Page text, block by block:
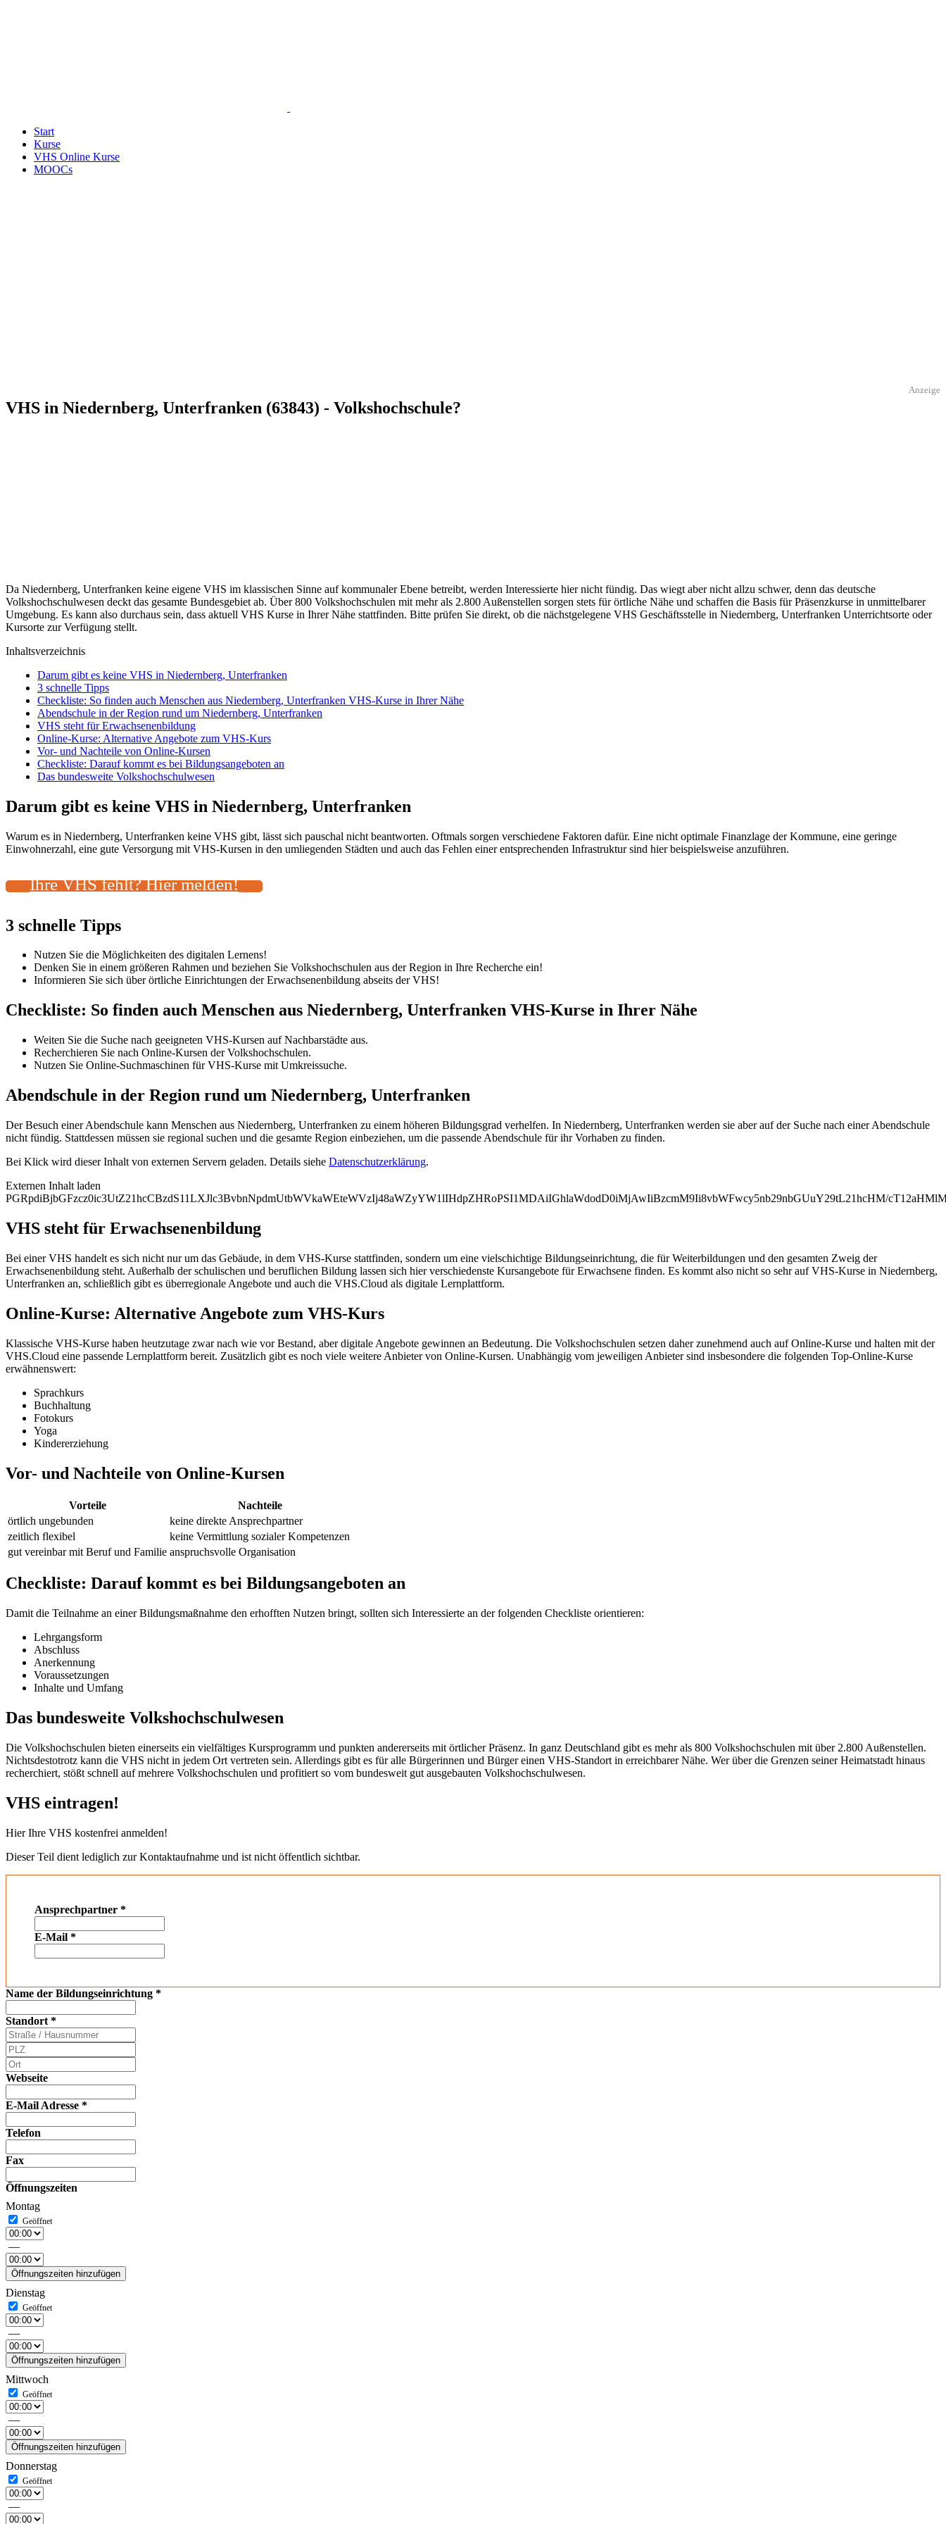
Start
Kurse
VHS Online Kurse
MOOCs
Anzeige
VHS in Niedernberg, Unterfranken (63843) - Volkshochschule?
Da Niedernberg, Unterfranken keine eigene VHS im klassischen Sinne auf kommunaler Ebene betreibt, werden Interessierte hier nicht fündig. Das wiegt aber nicht allzu schwer, denn das deutsche
Volkshochschulwesen deckt das gesamte Bundesgebiet ab. Über 800 Volkshochschulen mit mehr als 2.800 Außenstellen sorgen stets für örtliche Nähe und schaffen die Basis für Präsenzkurse in unmittelbarer
Umgebung. Es kann also durchaus sein, dass aktuell VHS Kurse in Ihrer Nähe stattfinden. Bitte prüfen Sie direkt, ob die nächstgelegene VHS Geschäftsstelle in Niedernberg, Unterfranken Unterrichtsorte oder
Kursorte zur Verfügung stellt.
Inhaltsverzeichnis
Darum gibt es keine VHS in Niedernberg, Unterfranken
3 schnelle Tipps
Checkliste: So finden auch Menschen aus Niedernberg, Unterfranken VHS-Kurse in Ihrer Nähe
Abendschule in der Region rund um Niedernberg, Unterfranken
VHS steht für Erwachsenenbildung
Online-Kurse: Alternative Angebote zum VHS-Kurs
Vor- und Nachteile von Online-Kursen
Checkliste: Darauf kommt es bei Bildungsangeboten an
Das bundesweite Volkshochschulwesen
Darum gibt es keine VHS in Niedernberg, Unterfranken
Warum es in Niedernberg, Unterfranken keine VHS gibt, lässt sich pauschal nicht beantworten. Oftmals sorgen verschiedene Faktoren dafür. Eine nicht optimale Finanzlage der Kommune, eine geringe
Einwohnerzahl, eine gute Versorgung mit VHS-Kursen in den umliegenden Städten und auch das Fehlen einer entsprechenden Infrastruktur sind hier beispielsweise anzuführen.
Ihre VHS fehlt? Hier melden!
3 schnelle Tipps
Nutzen Sie die Möglichkeiten des digitalen Lernens!
Denken Sie in einem größeren Rahmen und beziehen Sie Volkshochschulen aus der Region in Ihre Recherche ein!
Informieren Sie sich über örtliche Einrichtungen der Erwachsenenbildung abseits der VHS!
Checkliste: So finden auch Menschen aus Niedernberg, Unterfranken VHS-Kurse in Ihrer Nähe
Weiten Sie die Suche nach geeigneten VHS-Kursen auf Nachbarstädte aus.
Recherchieren Sie nach Online-Kursen der Volkshochschulen.
Nutzen Sie Online-Suchmaschinen für VHS-Kurse mit Umkreissuche.
Abendschule in der Region rund um Niedernberg, Unterfranken
Der Besuch einer Abendschule kann Menschen aus Niedernberg, Unterfranken zu einem höheren Bildungsgrad verhelfen. In Niedernberg, Unterfranken werden sie aber auf der Suche nach einer Abendschule
nicht fündig. Stattdessen müssen sie regional suchen und die gesamte Region einbeziehen, um die passende Abendschule für ihr Vorhaben zu finden.
Bei Klick wird dieser Inhalt von externen Servern geladen. Details siehe Datenschutzerklärung.
Externen Inhalt laden
PGRpdiBjbGFzcz0ic3UtZ21hcCBzdS11LXJlc3BvbnNpdmUtbWVkaWEteWVzIj48aWZyYW1lIHdpZHRoPSI1MDAiIGhlaWdodD0iMjAwIiBzcmM9Ii8vbWFwcy5nb29nbGUuY29tL21hcHM/
VHS steht für Erwachsenenbildung
Bei einer VHS handelt es sich nicht nur um das Gebäude, in dem VHS-Kurse stattfinden, sondern um eine vielschichtige Bildungseinrichtung, die für Weiterbildungen und den gesamten Zweig der
Erwachsenenbildung steht. Außerhalb der schulischen und beruflichen Bildung lassen sich hier verschiedenste Kursangebote für Erwachsene finden. Es kommt also nicht so sehr auf VHS-Kurse in Niedernberg,
Unterfranken an, schließlich gibt es überregionale Angebote und auch die VHS.Cloud als digitale Lernplattform.
Online-Kurse: Alternative Angebote zum VHS-Kurs
Klassische VHS-Kurse haben heutzutage zwar nach wie vor Bestand, aber digitale Angebote gewinnen an Bedeutung. Die Volkshochschulen setzen daher zunehmend auch auf Online-Kurse und halten mit der
VHS.Cloud eine passende Lernplattform bereit. Zusätzlich gibt es noch viele weitere Anbieter von Online-Kursen. Unabhängig vom jeweiligen Anbieter sind insbesondere die folgenden Top-Online-Kurse
erwähnenswert:
Sprachkurs
Buchhaltung
Fotokurs
Yoga
Kindererziehung
Vor- und Nachteile von Online-Kursen
Vorteile
Nachteile
örtlich ungebunden
keine direkte Ansprechpartner
zeitlich flexibel
keine Vermittlung sozialer Kompetenzen
gut vereinbar mit Beruf und Familie anspruchsvolle Organisation
Checkliste: Darauf kommt es bei Bildungsangeboten an
Damit die Teilnahme an einer Bildungsmaßnahme den erhofften Nutzen bringt, sollten sich Interessierte an der folgenden Checkliste orientieren:
Lehrgangsform
Abschluss
Anerkennung
Voraussetzungen
Inhalte und Umfang
Das bundesweite Volkshochschulwesen
Die Volkshochschulen bieten einerseits ein vielfältiges Kursprogramm und punkten andererseits mit örtlicher Präsenz. In ganz Deutschland gibt es mehr als 800 Volkshochschulen mit über 2.800 Außenstellen.
Nichtsdestotrotz kann die VHS nicht in jedem Ort vertreten sein. Allerdings gibt es für alle Bürgerinnen und Bürger einen VHS-Standort in erreichbarer Nähe. Wer über die Grenzen seiner Heimatstadt hinaus
recherchiert, stößt schnell auf mehrere Volkshochschulen und profitiert so vom bundesweit gut ausgebauten Volkshochschulwesen.
VHS eintragen!
Hier Ihre VHS kostenfrei anmelden!
Dieser Teil dient lediglich zur Kontaktaufnahme und ist nicht öffentlich sichtbar.
Ansprechpartner *
E-Mail *
Name der Bildungseinrichtung *
Standort *
Webseite
E-Mail Adresse *
Telefon
Fax
Öffnungszeiten
Montag
—
Öffnungszeiten hinzufügen
Dienstag
—
Öffnungszeiten hinzufügen
Mittwoch
—
Öffnungszeiten hinzufügen
Donnerstag
—